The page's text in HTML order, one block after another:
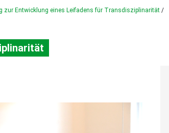
zur Entwicklung eines Leifadens für Transdisziplinarität /